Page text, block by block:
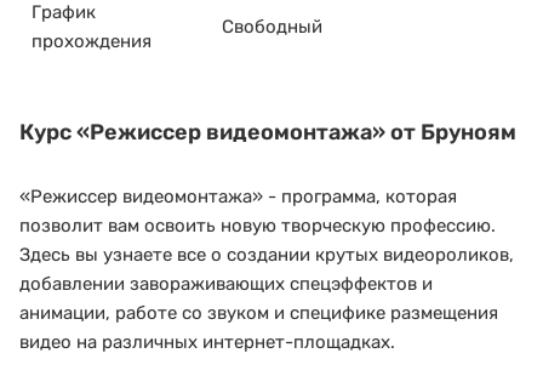
График
прохождения
Свободный
Курс«Режиссер видеомонтажа»от Бруноям
«Режиссер видеомонтажа» - программа, которая
позволит вам освоить новую творческую профессию.
Здесь вы узнаете все о создании крутых видеороликов,
добавлении завораживающих спецэффектов и
анимации, работе со звуком и специфике размещения
видео на различных интернет-площадках.